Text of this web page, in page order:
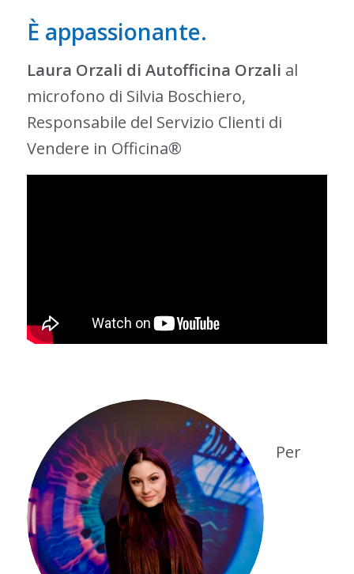
È appassionante.
Laura Orzali di Autofficina Orzali al
microfono di Silvia Boschiero,
Responsabile del Servizio Clienti di
Vendere in Officina®
Per